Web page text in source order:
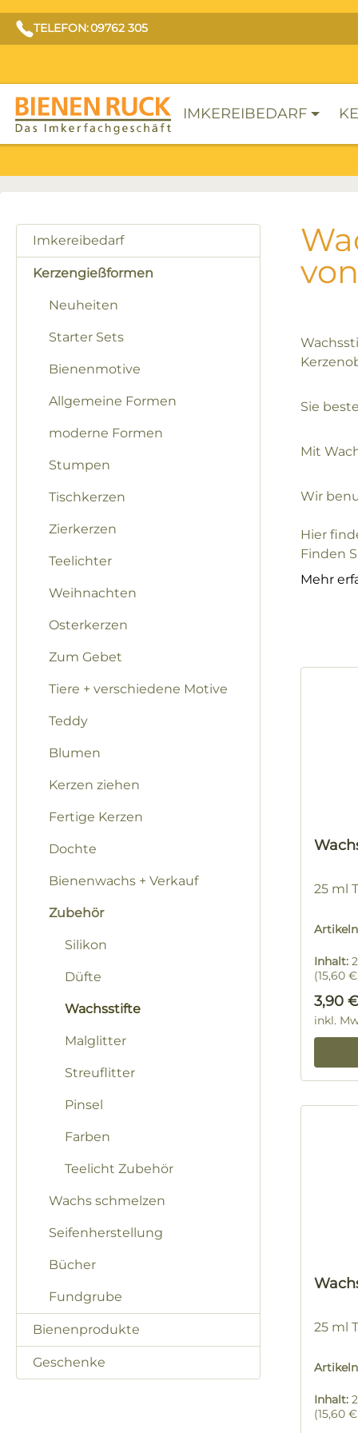
TELEFON: 09762 305
IMKEREIBEDARF
Imkereibedarf
Kerzengießformen
Neuheiten
Starter Sets
Bienenmotive
Allgemeine Formen
moderne Formen
Stumpen
Tischkerzen
Zierkerzen
Teelichter
Weihnachten
Osterkerzen
Zum Gebet
Tiere + verschiedene Motive
Teddy
Blumen
Kerzen ziehen
Fertige Kerzen
Dochte
Bienenwachs + Verkauf
Zubehör
Silikon
Düfte
Wachsstifte
Malglitter
Streuflitter
Pinsel
Farben
Teelicht Zubehör
Wachs schmelzen
Seifenherstellung
Bücher
Fundgrube
Bienenprodukte
Geschenke
Sie
Mit
Wir
Hier
Finden
Mehr
25 ml
Inhalt:
(15,60
3,90 €
inkl.
25 ml
Inhalt:
(15,60